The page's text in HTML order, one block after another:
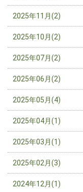
2025年11月(2)
2025年10月(2)
2025年07月(2)
2025年06月(2)
2025年05月(4)
2025年04月(1)
2025年03月(1)
2025年02月(3)
2024年12月(1)